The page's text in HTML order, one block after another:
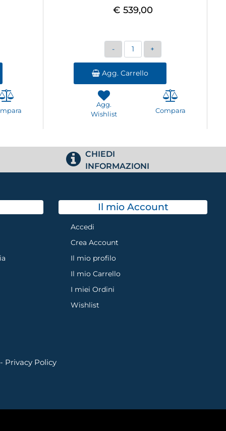
€ 539,00
Quantità
Agg. Carrello
Agg.
Wishlist
Compara
CHIEDI
INFORMAZIONI
Il mio Account
Accedi
Crea Account
Il mio profilo
Il mio Carrello
I miei Ordini
Wishlist
Privacy Policy